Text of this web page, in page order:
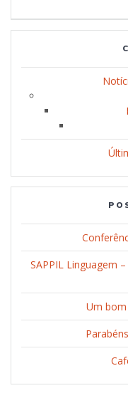
SAPPIL Linguagem
Um